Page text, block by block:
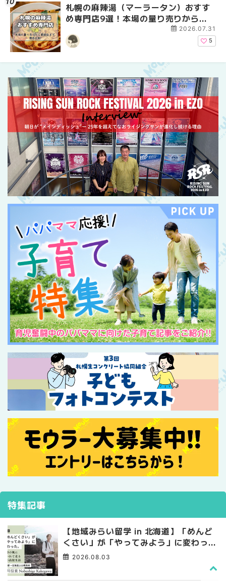
札幌の麻辣湯（マーラータン）おすす
め専門店9選！本場の量り売りから最
新店まで徹底比較 | MouLa
HOKKAIDO
2026.07.31
5
2026年夏 恵庭市・千
イベントまとめ |
2026年夏 札幌市南区
ントまとめ | MouLa
特集記事
【地域みらい留学 in 北海道】「めんど
くさい」が「やってみよう」に変わっ
た。 十勝の風に吹かれて走る、僕の泥
2026.08.03